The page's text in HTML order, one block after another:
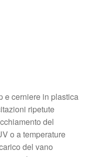
e cerniere in plastica
ripetute
del
o a temperature
del vano